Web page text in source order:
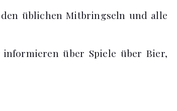
den üblichen Mitbringseln und alle
über Spiele über Bier,